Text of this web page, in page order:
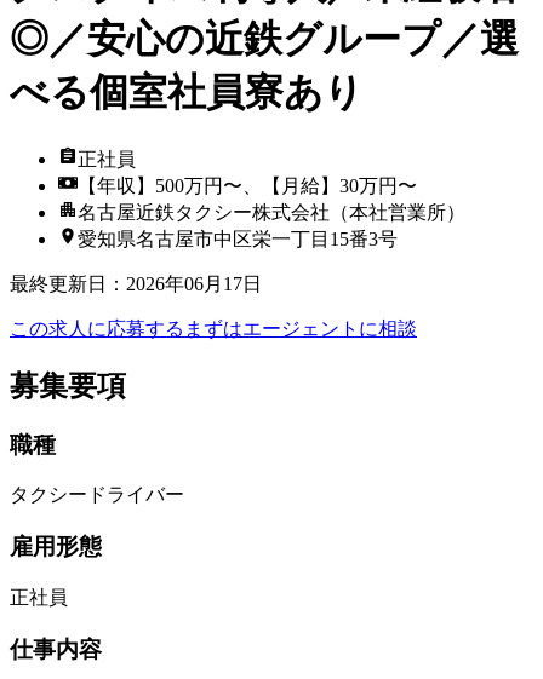
◎／安心の近鉄グループ／選
べる個室社員寮あり
正社員
【年収】500万円〜、【月給】30万円〜
名古屋近鉄タクシー株式会社（本社営業所）
愛知県名古屋市中区栄一丁目15番3号
最終更新日 ： 2026年06月17日
この求人に応募する まずはエージェントに相談
募集要項
職種
タクシードライバー
雇用形態
正社員
仕事内容